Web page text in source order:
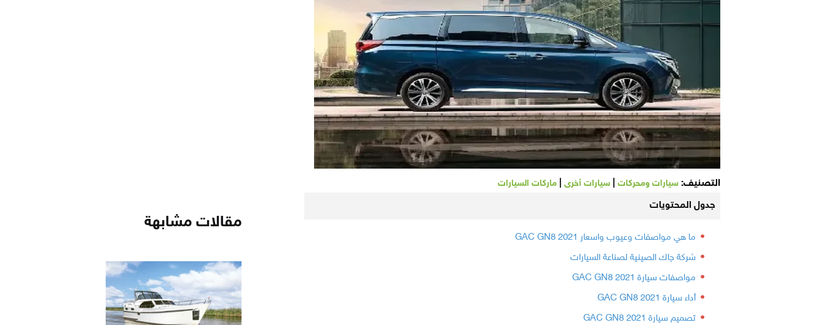
التصنيف: سيارات ومحركات سيارات أخرى ماركات السيارات
جدول المحتويات
ما هي مواصفات وعيوب واسعار GAC GN8 2021
شركة جاك الصينية لصناعة السيارات
مواصفات سيارة GAC GN8 2021
أداء سيارة GAC GN8 2021
تصميم سيارة GAC GN8 2021
مقالات مشابهة